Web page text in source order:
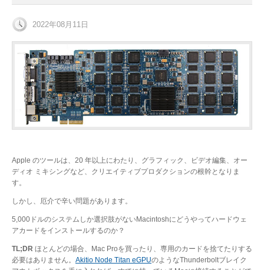
ドック
拡張シャーシ
アップグレードとツール
ニュース
サポート
販売店
お問い合わせ
2022年08月11日
Apple のツールは、20 年以上にわたり、グラフィック、ビデオ編集、オー
ディオ ミキシングなど、クリエイティブプロダクションの根幹となりま
す。
しかし、厄介で辛い問題があります。
5,000ドルのシステムしか選択肢がないMacintoshにどうやってハードウェ
アカードをインストールするのか？
TL;DR ほとんどの場合、Mac Proを買ったり、専用のカードを捨てたりする
必要はありません。 Akitio Node Titan eGPUのようなThunderboltブレイク